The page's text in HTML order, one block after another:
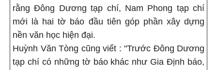
rằng Đông Dương tạp chí, Nam Phong tạp chí
mới là hai tờ báo đầu tiên góp phần xây dựng
nền văn học hiện đại.
Huỳnh Văn Tòng cũng viết : "Trước Đông Dương
tạp chí có những tờ báo khác như Gia Định báo,